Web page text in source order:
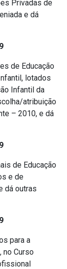
Privadas de
e dá
de Educação
lotados
Infantil da
atribuição
– 2010, e dá
de Educação
e de
dá outras
para a
no Curso